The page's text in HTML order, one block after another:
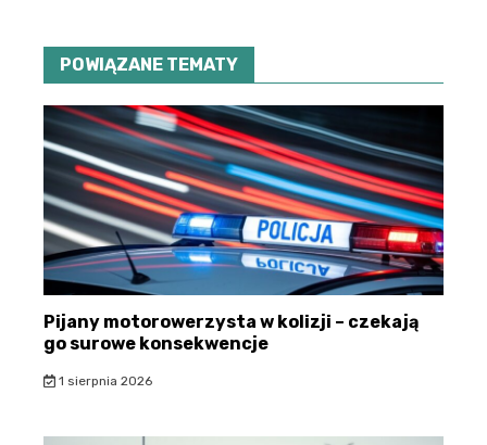
POWIĄZANE TEMATY
Pijany motorowerzysta w kolizji – czekają
go surowe konsekwencje
1 sierpnia 2026